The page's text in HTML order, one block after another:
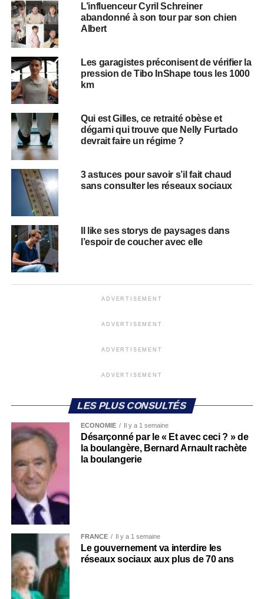
L’influenceur Cyril Schreiner
abandonné à son tour par son chien
Albert
Les garagistes préconisent de vérifier la
pression de Tibo InShape tous les 1000
km
Qui est Gilles, ce retraité obèse et
dégarni qui trouve que Nelly Furtado
devrait faire un régime ?
3 astuces pour savoir s’il fait chaud
sans consulter les réseaux sociaux
Il like ses storys de paysages dans
l’espoir de coucher avec elle
ADVERTISEMENT
ADVERTISEMENT
ADVERTISEMENT
ADVERTISEMENT
LES PLUS CONSULTÉS
ECONOMIE Il y a 1 semaine
Désarçonné par le « Et avec ceci ? » de
la boulangère, Bernard Arnault rachète
la boulangerie
FRANCE Il y a 1 semaine
Le gouvernement va interdire les
réseaux sociaux aux plus de 70 ans